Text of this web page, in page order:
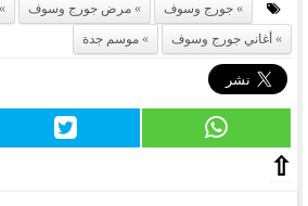
جورج وسوف مرض جورج وسوف
أغاني جورج وسوف
موسم جدة
⇧